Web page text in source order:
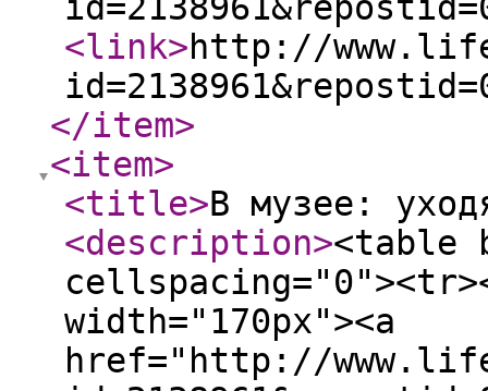
<link>http://
</item>
<item>
<title>В музее:
<description><table
width="170px"><a
href="http://